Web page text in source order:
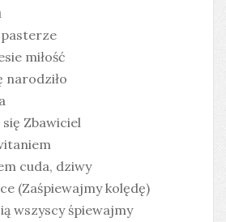
miłość
narodziło
Zbawiciel
cuda, dziwy
(Zaśpiewajmy kolędę)
wszyscy śpiewajmy